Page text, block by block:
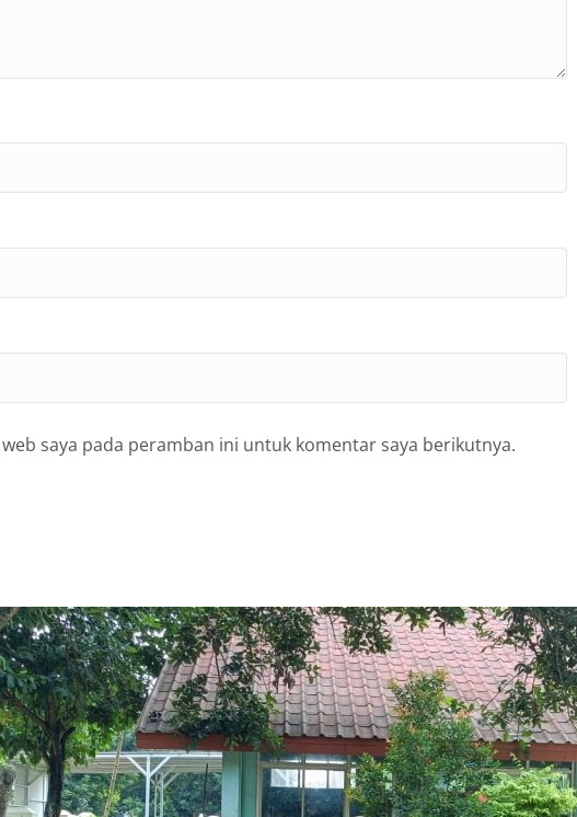
saya pada peramban ini untuk komentar saya berikutnya.